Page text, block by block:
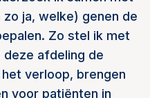
ja, welke) genen de
Zo stel ik met
afdeling de
verloop, brengen
voor patiënten in